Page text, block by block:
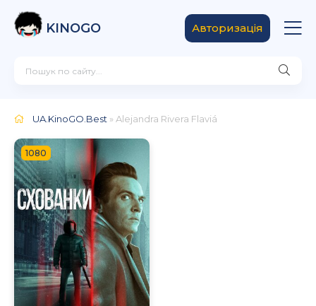
KINOGO Авторизація
UA.KinoGO.Best » Alejandra Rivera Flaviá
1080